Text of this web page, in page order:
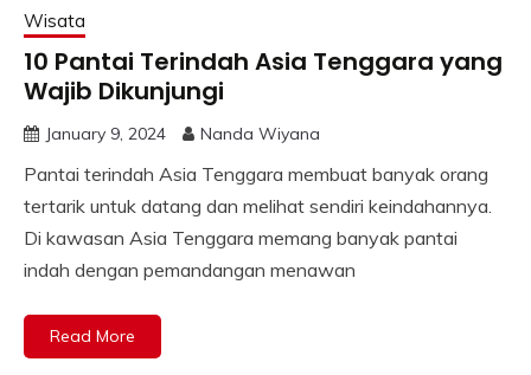
Wisata
10 Pantai Terindah Asia Tenggara yang
Wajib Dikunjungi
January 9, 2024 Nanda Wiyana
Pantai terindah Asia Tenggara membuat banyak orang
tertarik untuk datang dan melihat sendiri keindahannya.
Di kawasan Asia Tenggara memang banyak pantai
indah dengan pemandangan menawan
Read More